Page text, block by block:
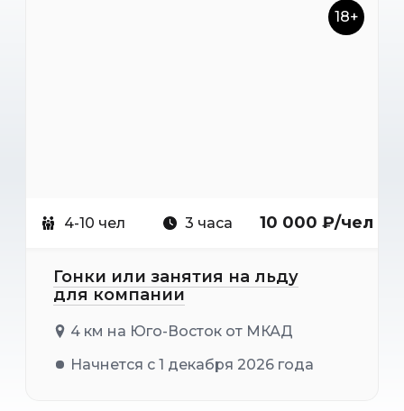
18+
4-10 чел 3 часа 10 000 ₽/чел
Гонки или занятия на льду
для компании
4 км на Юго-Восток от МКАД
Начнется с 1 декабря 2026 года